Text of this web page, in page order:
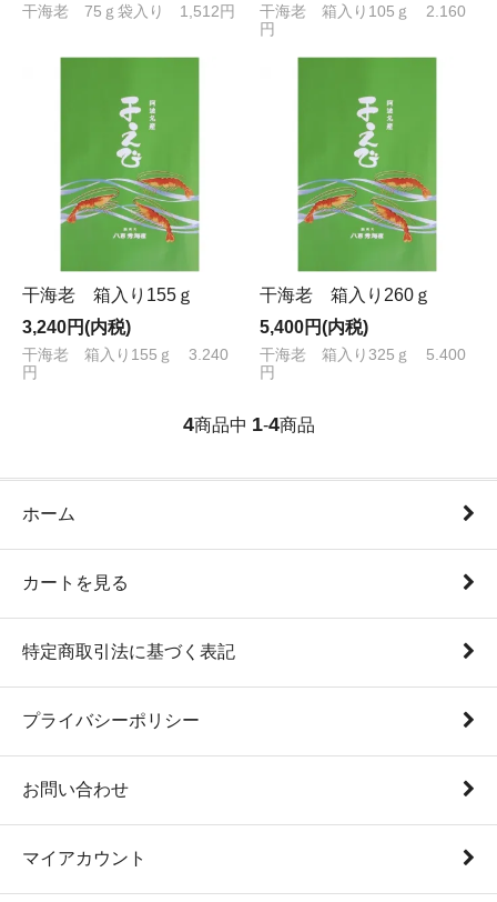
干海老 75ｇ袋入り 1,512円
干海老 箱入り105ｇ 2.160
円
干海老 箱入り155ｇ
3,240円(内税)
干海老 箱入り155ｇ 3.240
円
干海老 箱入り260ｇ
5,400円(内税)
干海老 箱入り325ｇ 5.400
円
4商品中 1-4商品
ホーム
カートを見る
特定商取引法に基づく表記
プライバシーポリシー
お問い合わせ
マイアカウント